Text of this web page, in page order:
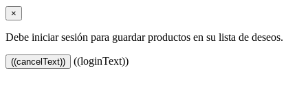
×
Debe iniciar sesión para guardar productos en su lista de deseos.
((cancelText)) ((loginText))